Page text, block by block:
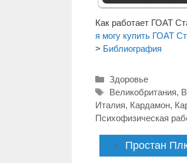
Как работает ГОАТ
я могу купить ГОАТ
> Библиография
Рубрики
Здоровье
Метки
Великобритания,
Италия, Кардамон,
Психофизическая
Простан